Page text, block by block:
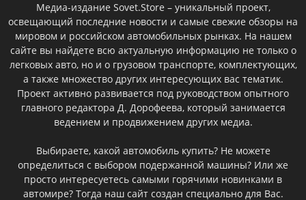
Медиа-издание Sovet.Store – уникальный проект,
освещающий последние новости и самые свежие обзоры на
мировом и российском автомобильных рынках. На нашем
сайте вы найдете всю актуальную информацию не только о
легковых авто, но и о грузовом транспорте, комплектующих,
а также множество других интересующих вас тематик.
Проект активно развивается под руководством опытного
главного редактора Д. Дорофеева, который занимается
ведением и продвижением других медиа.
Выбираете, какой автомобиль купить? Не можете
определиться с выбором подержанной машины? Или же
просто интересуетесь самыми горячими новинками в
автомире? Тогда наш сайт создан специально для Вас.